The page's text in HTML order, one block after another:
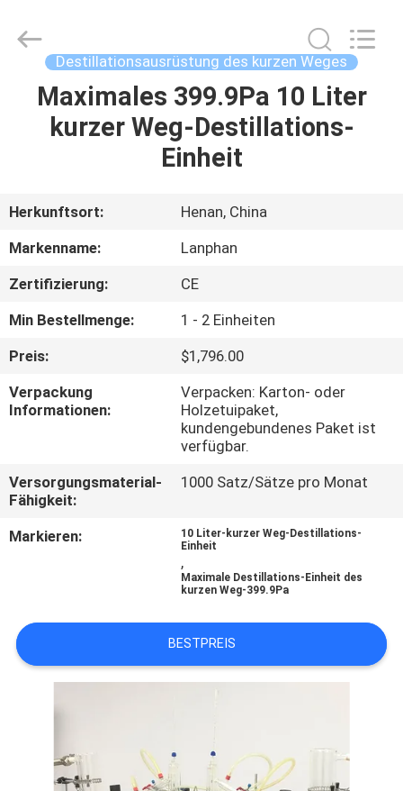
HAUS
VIDEOS
UNS
FABRIK-
AUSFLUG
QUALITÄTSKONTROLLE
TRETEN
SIE
IN
VERBINDUNG
FORDERN
ZITAT
Co.,Ltd.
Destillationsausrüstung des kurzen Weges
Maximales 399.9Pa 10 Liter
kurzer Weg-Destillations-
Einheit
Herkunftsort:
Henan, China
Markenname:
Lanphan
Zertifizierung:
CE
Min Bestellmenge:
1 - 2 Einheiten
Preis:
$1,796.00
Verpackung
Informationen:
Verpacken: Karton- oder
Holzetuipaket,
kundengebundenes Paket ist
verfügbar.
Versorgungsmaterial-
Fähigkeit:
1000 Satz/Sätze pro Monat
Markieren:
10 Liter-kurzer Weg-Destillations-
Einheit
,
Maximale Destillations-Einheit des
kurzen Weg-399.9Pa
BESTPREIS